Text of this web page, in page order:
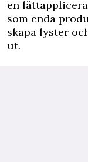
en
som enda
skapa lyster
ut.